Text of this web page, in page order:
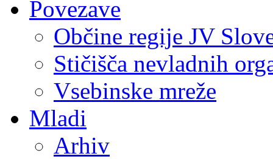
Povezave
Občine regije JV
Stičišča nevladnih
Vsebinske mreže
Mladi
Arhiv